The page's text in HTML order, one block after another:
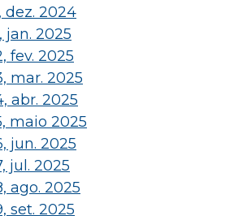
dez. 2024
jan. 2025
fev. 2025
mar. 2025
abr. 2025
maio 2025
jun. 2025
jul. 2025
ago. 2025
set. 2025